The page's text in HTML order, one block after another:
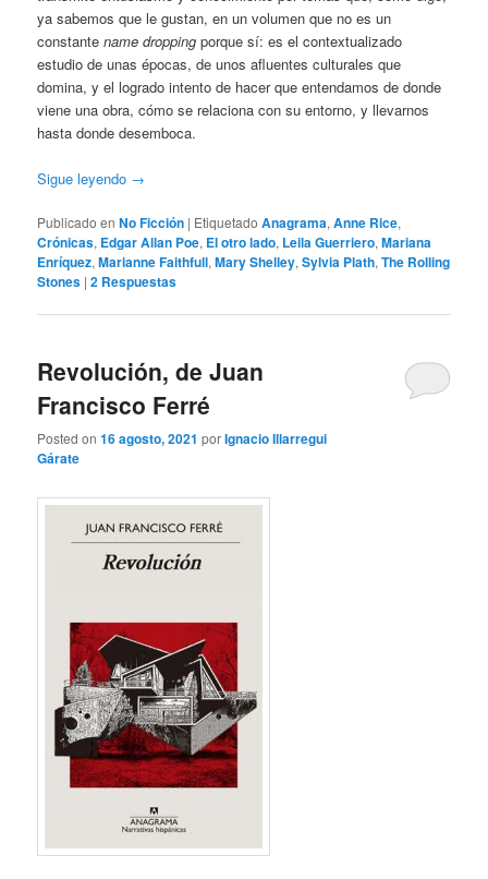
ya sabemos que le gustan, en un volumen que no es un
constantename dropping porque sí: es el contextualizado
estudio de unas épocas, de unos afluentes culturales que
domina, y el logrado intento de hacer que entendamos de donde
viene una obra, cómo se relaciona con su entorno, y llevarnos
hasta donde desemboca.
Sigue leyendo →
Publicado en No Ficción | Etiquetado Anagrama,Anne Rice,
Crónicas, Edgar Allan Poe, El otro lado, Leila Guerriero,Mariana
Enríquez,Marianne Faithfull,Mary Shelley,Sylvia Plath,The Rolling
Stones |2 Respuestas
Revolución, de Juan
Francisco Ferré
Posted on16 agosto, 2021 porIgnacio Illarregui
Gárate